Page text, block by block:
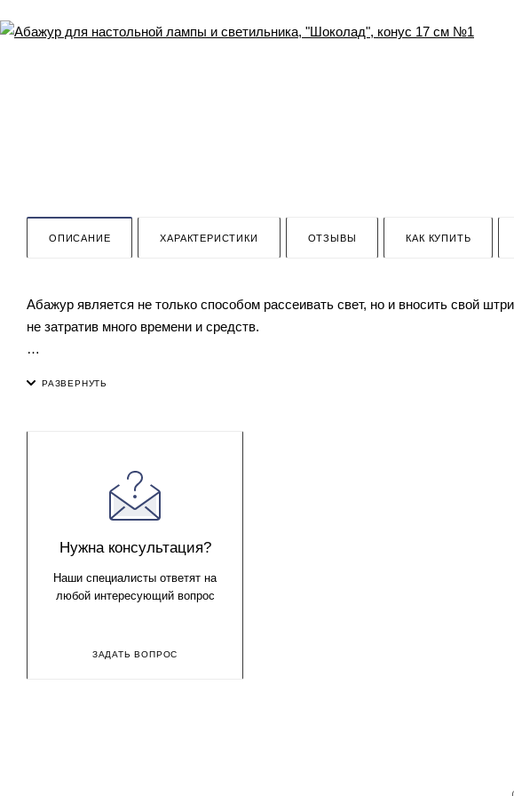
ОПИСАНИЕ ХАРАКТЕРИСТИКИ ОТЗЫВЫ КАК КУПИТЬ
Абажур является не только способом рассеивать свет, но и вносить свой
не затратив много времени и средств.
Верхний диаметр 12 см
Нижний диаметр 17 см
Глубина посадки 2,5 см.
Нужна консультация?
Наши специалисты ответят на
любой интересующий вопрос
ЗАДАТЬ ВОПРОС